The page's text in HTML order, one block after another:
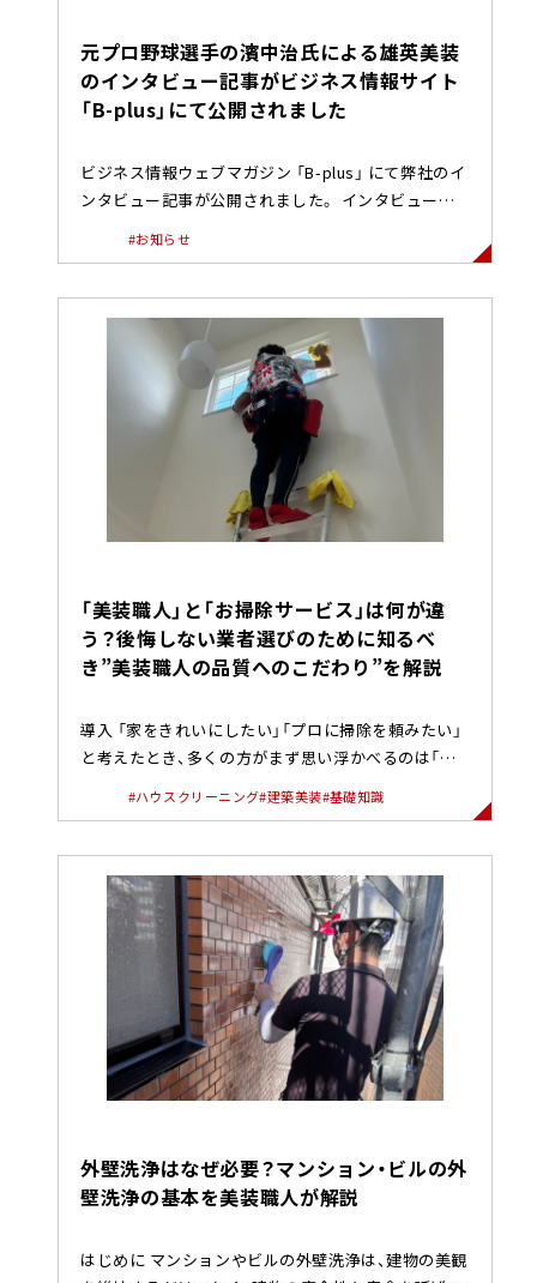
元プロ野球選手の濱中治氏による雄英美装
のインタビュー記事がビジネス情報サイト
「B-plus」にて公開されました
ビジネス情報ウェブマガジン 「B-plus」 にて弊社のイ
ンタビュー記事が公開されました。 インタビュー記
事はこちら イ...
#お知らせ
「美装職人」と「お掃除サービス」は何が違
う？後悔しない業者選びのために知るべ
き”美装職人の品質へのこだわり”を解説
導入 「家をきれいにしたい」「プロに掃除を頼みたい」
と考えたとき、多くの方がまず思い浮かべるのは「ハ
#ハウスクリーニング#建築美装#基礎知識
外壁洗浄はなぜ必要？マンション・ビルの外
壁洗浄の基本を美装職人が解説
はじめに マンションやビルの外壁洗浄は、建物の美観